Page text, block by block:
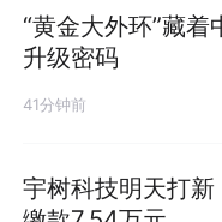
“黄金大外环”藏着
升级密码
41分钟前
宇树科技明天打新